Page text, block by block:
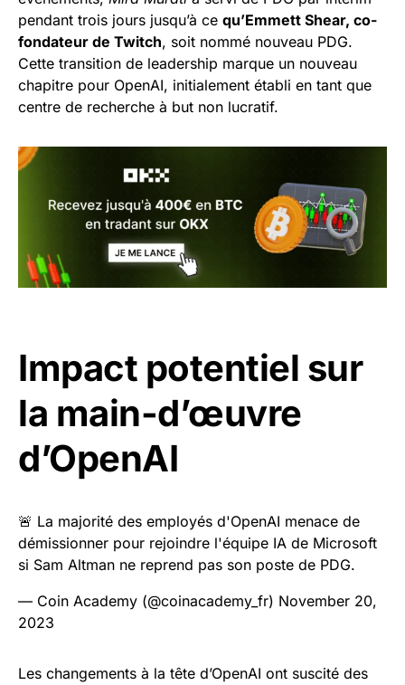
pendant trois jours jusqu’à ce qu’Emmett Shear, co-
fondateur de Twitch, soit nommé nouveau PDG.
Cette transition de leadership marque un nouveau
chapitre pour OpenAI, initialement établi en tant que
centre de recherche à but non lucratif.
Impact potentiel sur
la main-d’œuvre
d’OpenAI
🚨 La majorité des employés d'OpenAI menace de
démissionner pour rejoindre l'équipe IA de Microsoft
si Sam Altman ne reprend pas son poste de PDG.
— Coin Academy (@coinacademy_fr) November 20,
2023
Les changements à la tête d’OpenAI ont suscité des